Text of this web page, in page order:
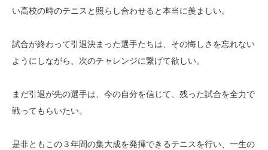
い高校の時のテニスと照らし合わせると本当に羨ましい。
試合が終わって引退決まった選手たちは、その悔しさを忘れない
ようにしながら、次のチャレンジに繋げて欲しい。
まだ引退が先の選手は、今の自分を信じて、残った試合を全力で
戦ってもらいたい。
是非ともこの３年間の集大成を発揮できるテニスを行い、一生の